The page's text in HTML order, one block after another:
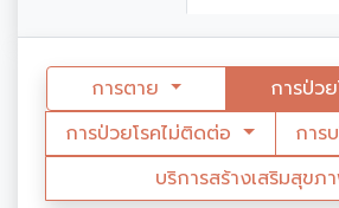
การตาย
การป่ว
การป่วยโรคไม่ติดต่อ
การ
บริการสร้างเสริมสุขภ